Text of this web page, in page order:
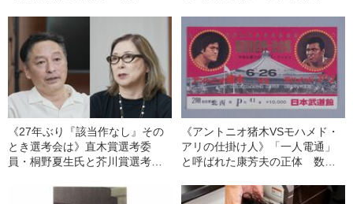
《27年ぶり『該当作なし』その
とき選考会は》直木賞選考委
員・桐野夏生氏と芥川賞選考委
《アントニオ猪木VSモハメド・
アリの仕掛け人》「一人電通」
と呼ばれた康芳夫の正体 数多
が振り返る